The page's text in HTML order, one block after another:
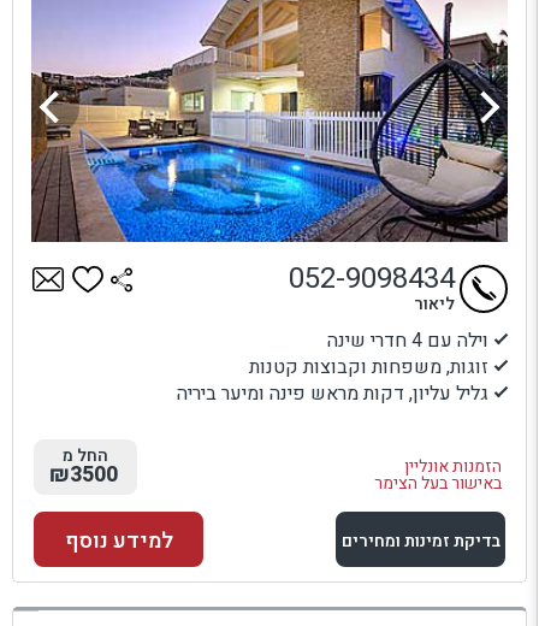
וילה עם 4 חדרי שינה
זוגות, משפחות וקבוצות קטנות
גליל עליון, דקות מראש פינה ומיער ביריה
הזמנות אונליין
באישור בעל הצימר
052-9098434
ליאור
החל מ
₪3500
בדיקת זמינות ומחירים
למתחם זה
למידע נוסף